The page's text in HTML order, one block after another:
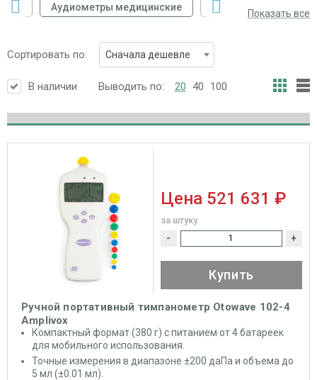
Аудиометры медицинские Дополнительное
Показать все
Сортировать по: Сначала дешевле
В наличии Выводить по: 20 40 100
Ручной портативный тимпанометр Otowave 102-4
Amplivox
Компактный формат (380 г) с питанием от 4 батареек
для мобильного использования.
Точные измерения в диапазоне ±200 даПа и объема до
5 мл (±0.01 мл).
Цена 521 631 ₽
за штуку
- +
Купить